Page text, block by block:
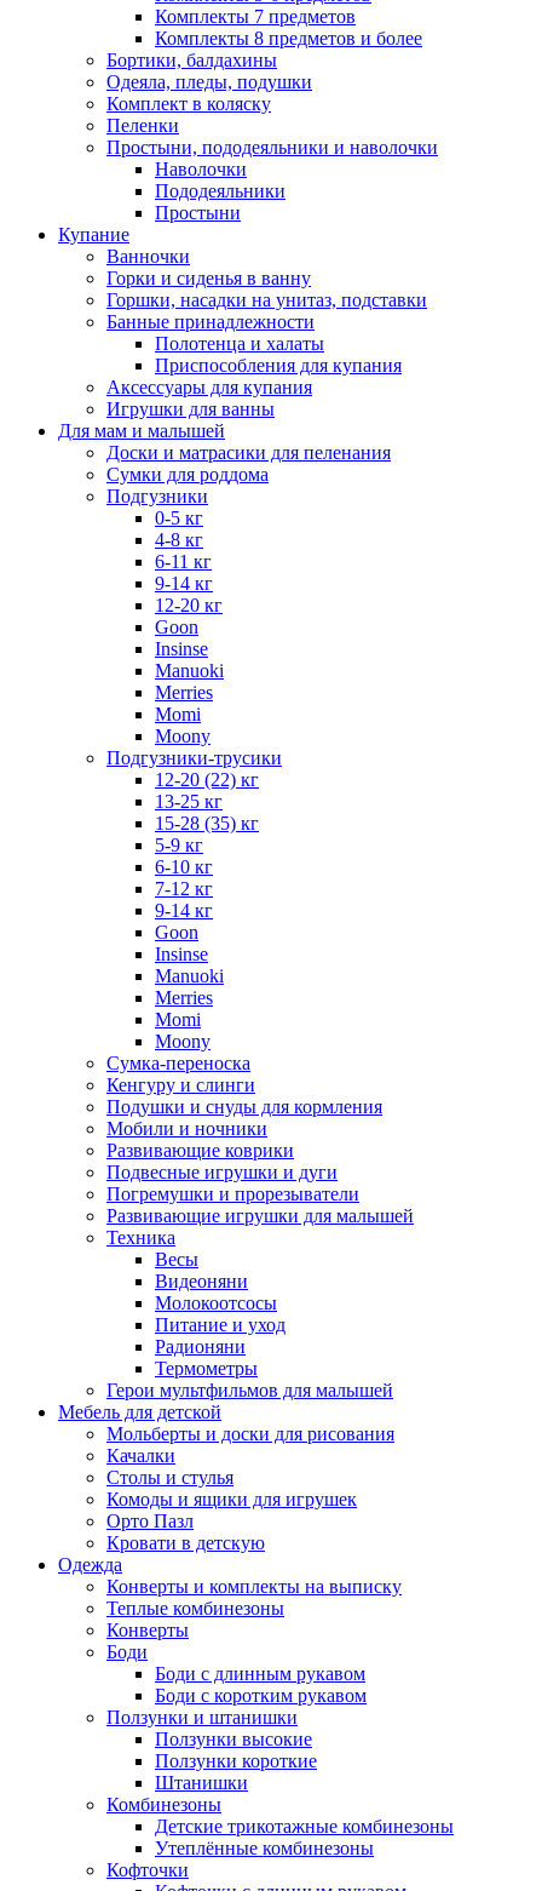
Комплекты 7 предметов
Комплекты 8 предметов и более
Бортики, балдахины
Одеяла, пледы, подушки
Комплект в коляску
Пеленки
Простыни, пододеяльники и наволочки
Наволочки
Пододеяльники
Простыни
Купание
Ванночки
Горки и сиденья в ванну
Горшки, насадки на унитаз, подставки
Банные принадлежности
Полотенца и халаты
Приспособления для купания
Аксессуары для купания
Игрушки для ванны
Для мам и малышей
Доски и матрасики для пеленания
Сумки для роддома
Подгузники
0-5 кг
4-8 кг
6-11 кг
9-14 кг
12-20 кг
Goon
Insinse
Manuoki
Merries
Momi
Moony
Подгузники-трусики
12-20 (22) кг
13-25 кг
15-28 (35) кг
5-9 кг
6-10 кг
7-12 кг
9-14 кг
Goon
Insinse
Manuoki
Merries
Momi
Moony
Сумка-переноска
Кенгуру и слинги
Подушки и снуды для кормления
Мобили и ночники
Развивающие коврики
Подвесные игрушки и дуги
Погремушки и прорезыватели
Развивающие игрушки для малышей
Техника
Весы
Видеоняни
Молокоотсосы
Питание и уход
Радионяни
Термометры
Герои мультфильмов для малышей
Мебель для детской
Мольберты и доски для рисования
Качалки
Столы и стулья
Комоды и ящики для игрушек
Орто Пазл
Кровати в детскую
Одежда
Конверты и комплекты на выписку
Теплые комбинезоны
Конверты
Боди
Боди с длинным рукавом
Боди с коротким рукавом
Ползунки и штанишки
Ползунки высокие
Ползунки короткие
Штанишки
Комбинезоны
Детские трикотажные комбинезоны
Утеплённые комбинезоны
Кофточки